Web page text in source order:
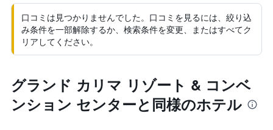
口コミは見つかりませんでした。口コミを見るには、絞り込
み条件を一部解除するか、検索条件を変更、またはすべてク
リアしてください。
グランド カリマ リゾート & コンベ
ンション センターと同様のホテル